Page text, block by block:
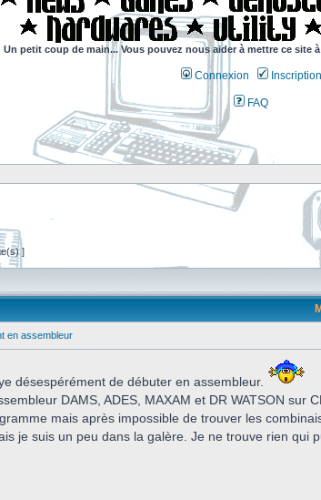
Un petit coup de main... Vous pouvez nous aider à mettre ce site
Connexion Inscription
FAQ
]
en assembleur
désespérément de débuter en assembleur.
DAMS, ADES, MAXAM et DR WATSON sur
mais après impossible de trouver les
je suis un peu dans la galère. Je ne trouve rien qui